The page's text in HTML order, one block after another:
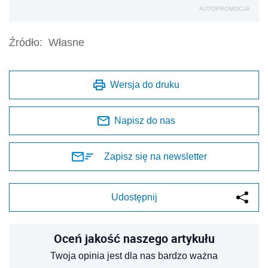
AUTOPROMOCJA
Źródło: Własne
Wersja do druku
Napisz do nas
Zapisz się na newsletter
Udostępnij
Oceń jakość naszego artykułu
Twoja opinia jest dla nas bardzo ważna